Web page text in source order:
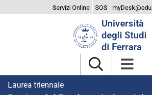
Servizi Online SOS myDesk@edu
Università
degli Studi
di Ferrara
Laurea triennale